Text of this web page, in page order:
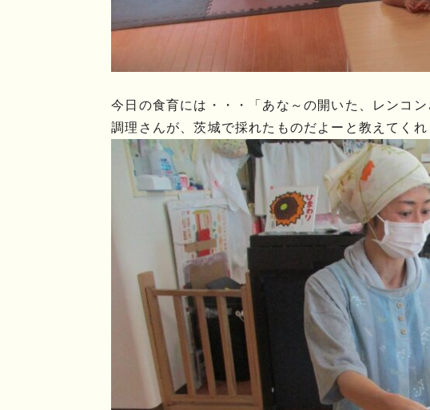
今日の食育には・・・「あな～の開いた、レンコ
調理さんが、茨城で採れたものだよーと教えてく